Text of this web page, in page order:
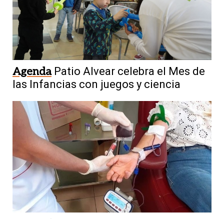
Agenda Patio Alvear celebra el Mes de
las Infancias con juegos y ciencia